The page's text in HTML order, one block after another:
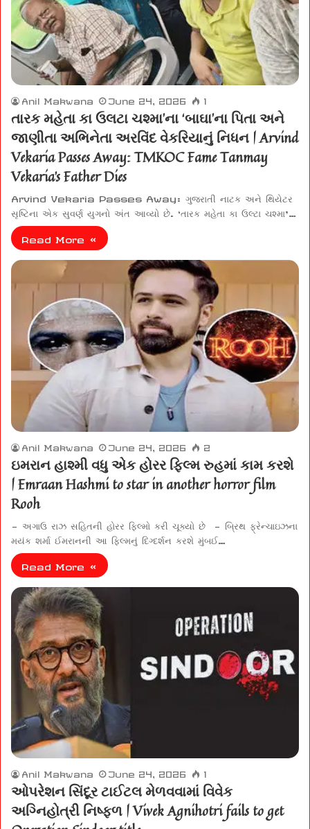
Anil Makwana June 24, 2026 1
તારક મહેતા કા ઉલટા ચશ્મા’ના ‘બાઘા’ના પિતા અને
જાણીતા અભિનેતા અરવિંદ વેકરિયાનું નિધન | Arvind
Vekaria Passes Away: TMKOC Fame Tanmay
Vekaria’s Father Dies
Arvind Vekaria Passes Away: ગુજરાતી નાટક અને થિયેટર
સૃષ્ટિના એક સુવર્ણ યુગનો અંત આવ્યો છે. ‘તારક મહેતા કા ઉલ્ટા ચશ્મા’…
Read More »
Anil Makwana June 24, 2026 2
ઇમરાન હાશ્મી વધુ એક હોરર ફિલ્મ રુહમાં કામ કરશે
| Emraan Hashmi to star in another horror film
Rooh
– અગાઉ રાઝ સહિતની હોરર ફિલ્મો કરી ચૂક્યો છે – બ્રિથ ફ્રેન્ચાઇઝના
મયંક શર્મા ઈમરાનની આ ફિલ્મનું દિગ્દર્શન કરશે મુંબઈ…
Read More »
Anil Makwana June 24, 2026 1
ઓપરેશન સિંદૂર ટાઈટલ મેળવવામાં વિવેક
અગ્નિહોત્રી નિષ્ફળ | Vivek Agnihotri fails to get